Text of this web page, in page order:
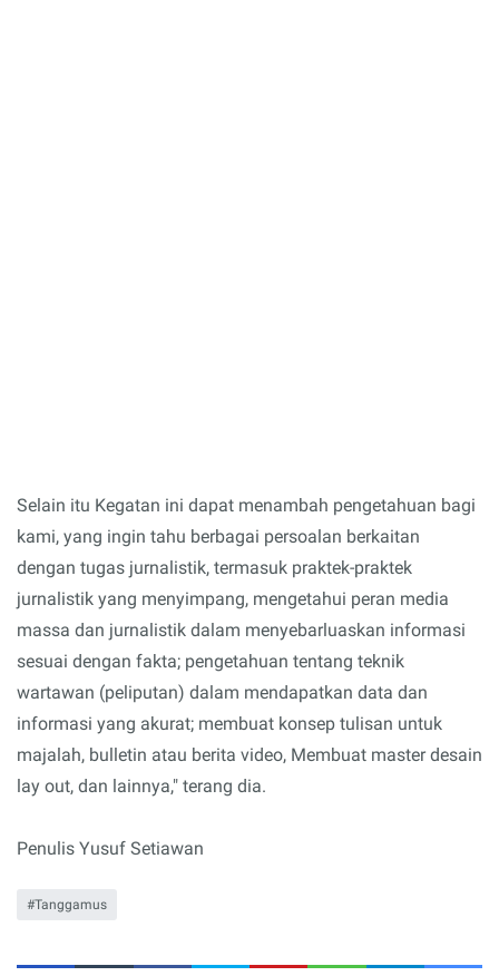
Selain itu Kegatan ini dapat menambah pengetahuan bagi
kami, yang ingin tahu berbagai persoalan berkaitan
dengan tugas jurnalistik, termasuk praktek-praktek
jurnalistik yang menyimpang, mengetahui peran media
massa dan jurnalistik dalam menyebarluaskan informasi
sesuai dengan fakta; pengetahuan tentang teknik
wartawan (peliputan) dalam mendapatkan data dan
informasi yang akurat; membuat konsep tulisan untuk
majalah, bulletin atau berita video, Membuat master desain
lay out, dan lainnya," terang dia.
Penulis Yusuf Setiawan
Tanggamus